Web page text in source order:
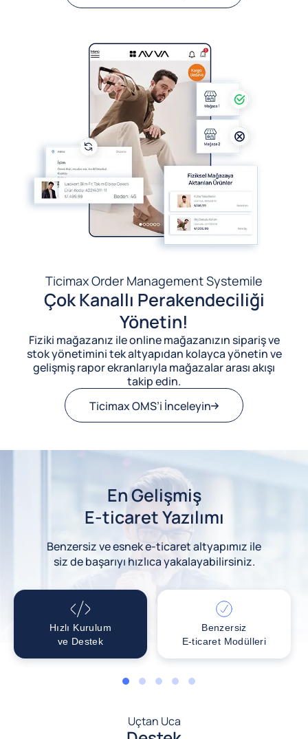
Ticimax Order Management Systemile
Çok Kanallı Perakendeciliği
Yönetin!
Fiziki mağazanız ile online mağazanızın sipariş ve
stok yönetimini tek altyapıdan kolayca yönetin ve
gelişmiş rapor ekranlarıyla mağazalar arası akışı
takip edin.
Ticimax OMS’i İnceleyin
En Gelişmiş
E-ticaret Yazılımı
Benzersiz ve esnek e-ticaret altyapımız ile
siz de başarıyı hızlıca yakalayabilirsiniz.
Hızlı Kurulum
ve Destek
Benzersiz
E-ticaret Modülleri
1 2 3 4 5
Uçtan Uca